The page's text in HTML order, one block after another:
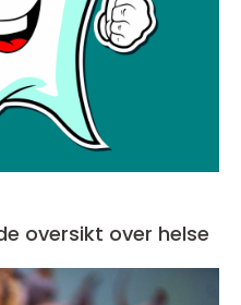
oversikt over helse